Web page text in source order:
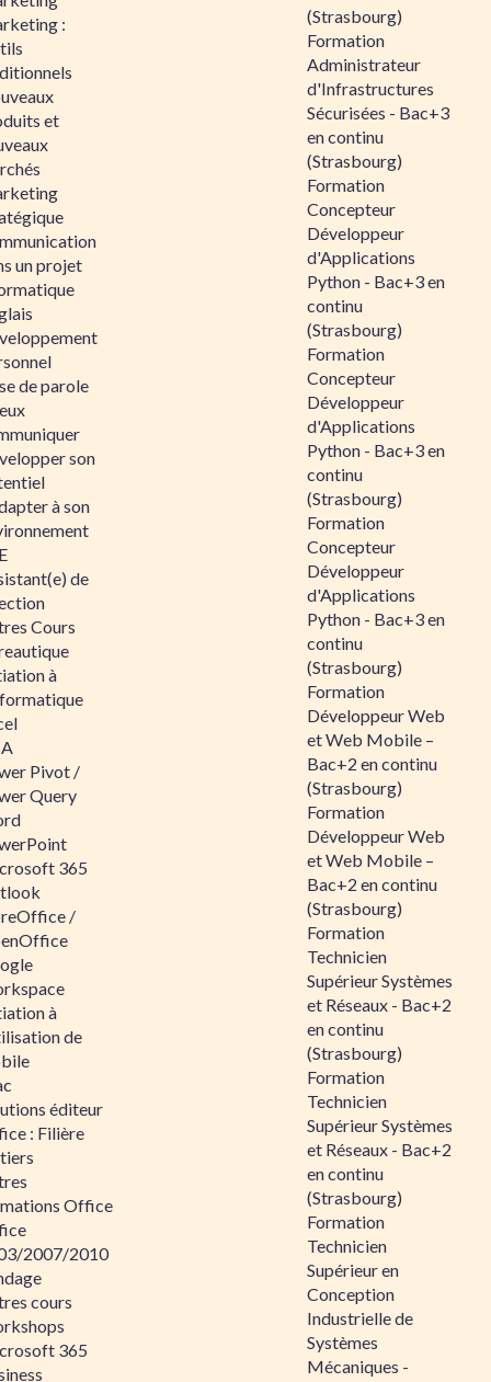
:
et
un projet
de parole
son
à son
de
Cours
à
Pivot /
Query
365
/
à
de
éditeur
: Filière
Office
2007/2010
cours
365
(Strasbourg)
Formation
Administrateur
d'Infrastructures
Sécurisées - Bac+3
en continu
(Strasbourg)
Formation
Concepteur
Développeur
d'Applications
Python - Bac+3 en
continu
(Strasbourg)
Formation
Concepteur
Développeur
d'Applications
Python - Bac+3 en
continu
(Strasbourg)
Formation
Concepteur
Développeur
d'Applications
Python - Bac+3 en
continu
(Strasbourg)
Formation
Développeur Web
et Web Mobile –
Bac+2 en continu
(Strasbourg)
Formation
Développeur Web
et Web Mobile –
Bac+2 en continu
(Strasbourg)
Formation
Technicien
Supérieur Systèmes
et Réseaux - Bac+2
en continu
(Strasbourg)
Formation
Technicien
Supérieur Systèmes
et Réseaux - Bac+2
en continu
(Strasbourg)
Formation
Technicien
Supérieur en
Conception
Industrielle de
Systèmes
Mécaniques -